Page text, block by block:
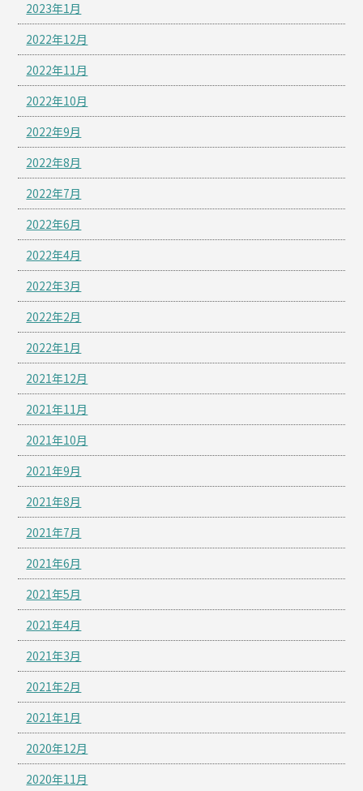
2023年1月
2022年12月
2022年11月
2022年10月
2022年9月
2022年8月
2022年7月
2022年6月
2022年4月
2022年3月
2022年2月
2022年1月
2021年12月
2021年11月
2021年10月
2021年9月
2021年8月
2021年7月
2021年6月
2021年5月
2021年4月
2021年3月
2021年2月
2021年1月
2020年12月
2020年11月